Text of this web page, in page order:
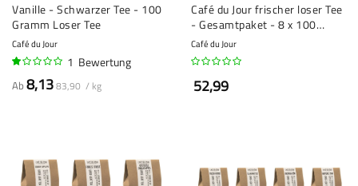
Vanille - Schwarzer Tee - 100
Gramm Loser Tee
Café du Jour
1 Bewertung
Ab8,1383,90 / kg
Café du Jour frischer loser Tee
- Gesamtpaket - 8 x 100
Gramm
Café du Jour
52,99